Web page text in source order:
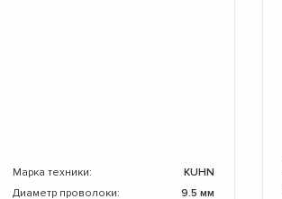
Марка техники:
KUHN
Диаметр проволоки:
9.5 мм